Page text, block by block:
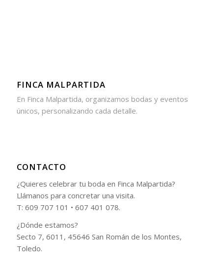
FINCA MALPARTIDA
En Finca Malpartida, organizamos bodas y eventos
únicos, personalizando cada detalle.
CONTACTO
¿Quieres celebrar tu boda en Finca Malpartida?
Llámanos para concretar una visita.
T: 609 707 101 • 607 401 078.
¿Dónde estamos?
Secto 7, 6011, 45646 San Román de los Montes,
Toledo.